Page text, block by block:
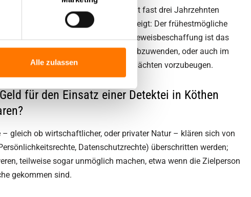
Alle zulassen
Detektei in Köthen (Anhalt)? Das seit fast drei Jahrzehnten
unserer Detektei für Köthen (Anhalt) zeigt: Der frühestmögliche
Köthen (Anhalt)und anderswo zur Beweisbeschaffung ist das
Schaden von Unternehmen abzuwenden, oder auch im
zu erlangen und schlaflosen Nächten vorzubeugen.
für den Einsatz einer Detektei in Köthen
– gleich ob wirtschaftlicher, oder privater Natur – klären sich von
Datenschutzrechte) überschritten werden;
teilweise sogar unmöglich machen, etwa wenn die Zielperson
gekommen sind.